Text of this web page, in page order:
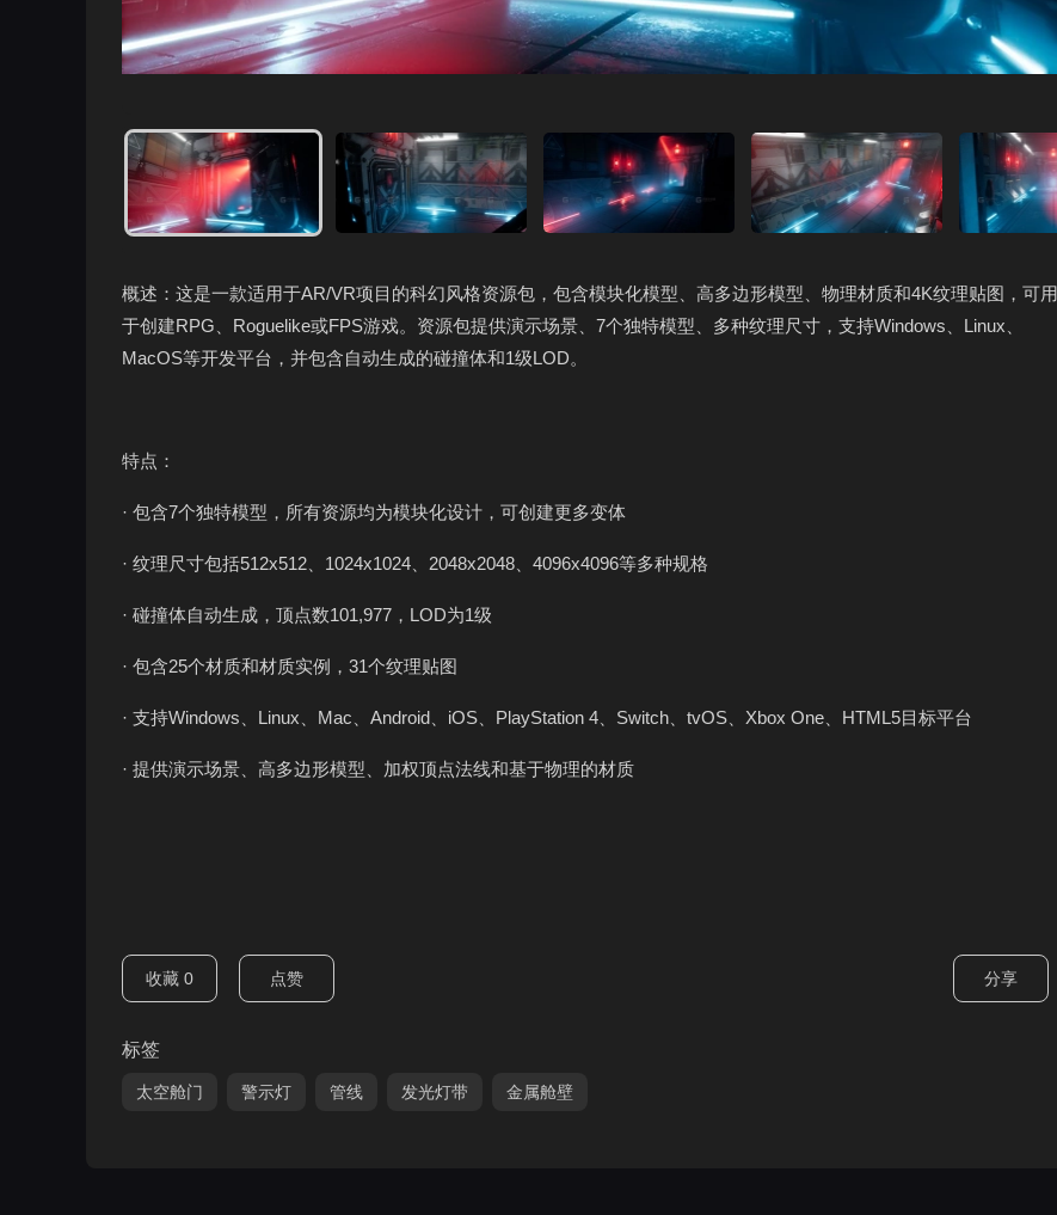
概述：这是一款适用于AR/VR项目的科幻风格资源包，包含模块化模型、高多边形模型、物理材质和4K纹理贴图，可用
于创建RPG、Roguelike或FPS游戏。资源包提供演示场景、7个独特模型、多种纹理尺寸，支持Windows、Linux、
MacOS等开发平台，并包含自动生成的碰撞体和1级LOD。
特点：
· 包含7个独特模型，所有资源均为模块化设计，可创建更多变体
· 纹理尺寸包括512x512、1024x1024、2048x2048、4096x4096等多种规格
· 碰撞体自动生成，顶点数101,977，LOD为1级
· 包含25个材质和材质实例，31个纹理贴图
· 支持Windows、Linux、Mac、Android、iOS、PlayStation 4、Switch、tvOS、Xbox One、HTML5目标平台
· 提供演示场景、高多边形模型、加权顶点法线和基于物理的材质
收藏 0 点赞 分享
标签
太空舱门 警示灯 管线 发光灯带 金属舱壁